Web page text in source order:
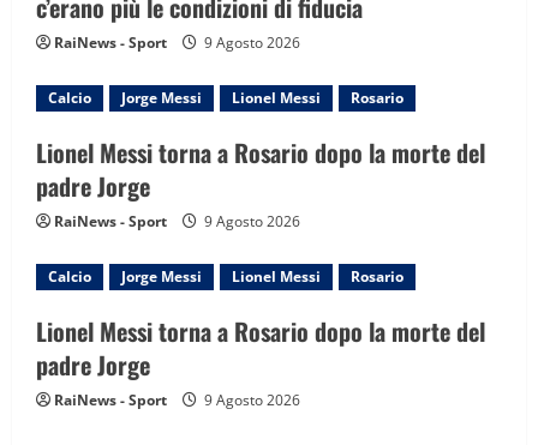
i
o
n
c’erano più le condizioni di fiducia
RaiNews - Sport 9 Agosto 2026
Calcio Jorge Messi Lionel Messi Rosario
Lionel Messi torna a Rosario dopo la morte del
padre Jorge
RaiNews - Sport 9 Agosto 2026
Calcio Jorge Messi Lionel Messi Rosario
Lionel Messi torna a Rosario dopo la morte del
padre Jorge
RaiNews - Sport 9 Agosto 2026